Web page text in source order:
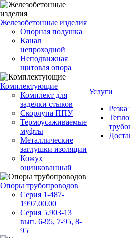
Железобетонные изделия
Опорная подушка
Канал
непроходной
Неподвижная
щитовая опора
Комплектующие
Комплект для
заделки стыков
Скорлупа ППУ
Термоусаживаемые
муфты
Металлические
заглушки изоляции
Кожух
оцинкованный
Опоры трубопроводов
Серия 1-487-
1997.00.00
Серия 5.903-13
вып. 6-95, 7-95, 8-
95
Услуги
Резка